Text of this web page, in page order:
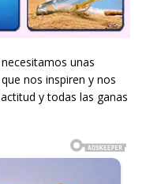
unas
nos inspiren y nos
y todas las ganas